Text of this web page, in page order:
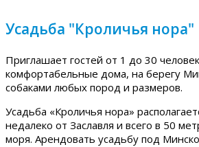
Усадьба "Кроличья нора"
Приглашает гостей от 1 до 30
комфортабельные дома, на берегу
собаками любых пород и размеров.
Усадьба «Кроличья нора»
недалеко от Заславля и всего в 50
моря. Арендовать усадьбу под